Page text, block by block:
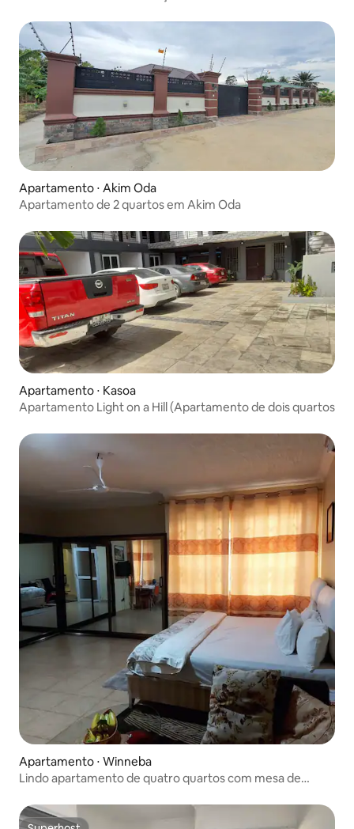
Apartamento ⋅ Akim Oda
Apartamento de 2 quartos em Akim Oda
Apartamento ⋅ Kasoa
Apartamento Light on a Hill (Apartamento de dois quartos
Apartamento ⋅ Winneba
Lindo apartamento de quatro quartos com mesa de